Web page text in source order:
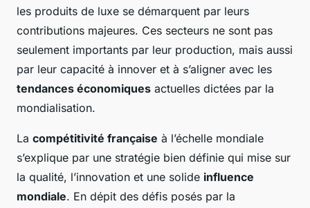
les produits de luxe se démarquent par leurs
contributions majeures. Ces secteurs ne sont pas
seulement importants par leur production, mais aussi
par leur capacité à innover et à s’aligner avec les
tendances économiques actuelles dictées par la
mondialisation.
La compétitivité française à l’échelle mondiale
s’explique par une stratégie bien définie qui mise sur
la qualité, l’innovation et une solide influence
mondiale. En dépit des défis posés par la